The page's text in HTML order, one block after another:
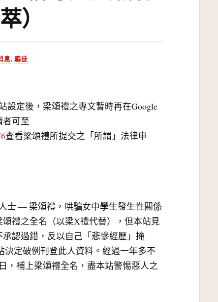
）
息,騙徒
設定後，梁頌禮之專文暫時再在Google
者可至
查看梁頌禮所提交之「所謂」法律申
士 — 梁頌禮，哄騙女中學生發生性關係
禮之全名（以梁X禮代替），但本站見
認過錯，反以自己「悲慘經歷」掩
決定破例刊登此人資料。經過一年多不
，補上梁頌禮全名，盡本站警惕惡人之